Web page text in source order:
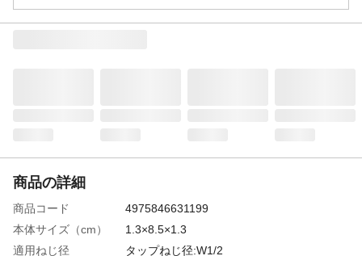
商品の詳細
商品コード
4975846631199
本体サイズ（cm）
1.3×8.5×1.3
適用ねじ径
タップねじ径:W1/2